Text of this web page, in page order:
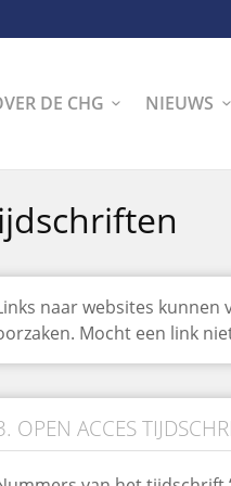
DE CHG NIEUWS
naar websites
Mocht een link
OPEN ACCES